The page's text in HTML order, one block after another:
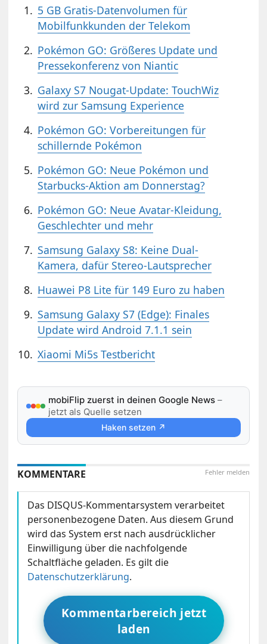
5 GB Gratis-Datenvolumen für
Mobilfunkkunden der Telekom
Pokémon GO: Größeres Update und
Pressekonferenz von Niantic
Galaxy S7 Nougat-Update: TouchWiz
wird zur Samsung Experience
Pokémon GO: Vorbereitungen für
schillernde Pokémon
Pokémon GO: Neue Pokémon und
Starbucks-Aktion am Donnerstag?
Pokémon GO: Neue Avatar-Kleidung,
Geschlechter und mehr
Samsung Galaxy S8: Keine Dual-
Kamera, dafür Stereo-Lautsprecher
Huawei P8 Lite für 149 Euro zu haben
Samsung Galaxy S7 (Edge): Finales
Update wird Android 7.1.1 sein
Xiaomi Mi5s Testbericht
mobiFlip zuerst in deinen Google News –
jetzt als Quelle setzen
Haken setzen ↗
Fehler melden
KOMMENTARE
Das DISQUS-Kommentarsystem verarbeitet
personenbezogene Daten. Aus diesem Grund
wird das System erst nach ausdrücklicher
Einwilligung über die nachfolgende
Schaltfläche geladen. Es gilt die
Datenschutzerklärung.
Kommentarbereich jetzt
laden